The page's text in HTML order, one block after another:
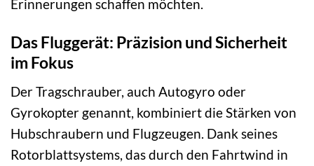
Erinnerungen schaffen möchten.
Das Fluggerät: Präzision und Sicherheit
im Fokus
Der Tragschrauber, auch Autogyro oder
Gyrokopter genannt, kombiniert die Stärken von
Hubschraubern und Flugzeugen. Dank seines
Rotorblattsystems, das durch den Fahrtwind in